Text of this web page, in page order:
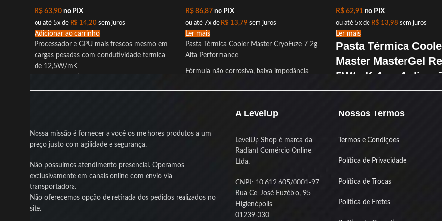
R$ 63,90 no PIX
ou até 5x de R$ 14,20 sem juros
Adicionar ao carrinho
Processador e GPU mais frescos mesmo em
cargas pesadas com condutividade térmica
de 12,5W/mK
firme por alta viscosidade
Visual discreto e moderno com coloração
Produto novo com nota fiscal e garantia para
sua tranquilidade
R$86,87 no PIX
ou até 7x de R$ 13,79 sem juros
Ler mais
Pasta Térmica Cooler Master CryoFuze 7 2g
Alta Performance
Fórmula não corrosiva, baixa impedância
desempenho.
Pasta Térmica CryoFuze 7 de 2g da Cooler
foi desenvolvida paragamers e
entusiastas que exigem máxima performance e
em seus equipamentos.
R$ 62,91 no PIX
ou até 5x de R$ 13,98 sem juros
Ler mais
Pasta Térmica
Master MasterGel
5W/mK 4g –
fácil, desempenho
seringa com bico plano, que facilita
aplicação e evita bagunça. Esqueça
ou sujeira: com essa seringa
aplicar a pasta no seu processador
Nossa missão é fornecer a você os melhores produtos a um
preço justo com agilidade e segurança.
Não possuímos atendimento presencial. Operamos
exclusivamente em canais online com envio via
transportadora.
Não oferecemos opção de retirada dos pedidos realizados no
site.
A LevelUp
LevelUp Shop é marca da
Radiant Comércio Online
Ltda.
CNPJ: 10.612.605/0001-97
Rua Cel José Euzébio, 95
Higienópolis
01239-030
Nossos Termos
Termos e Condições
Política de Privacidade
Política de Trocas
Política de Fretes